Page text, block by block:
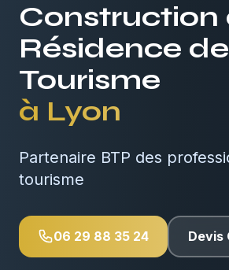
Construction
Résidence de
Tourisme
à Lyon
Partenaire BTP des
tourisme
06 29 88 35 24 Devis